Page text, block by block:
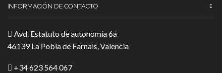
INFORMACIÓN DE CONTACTO
Avd. Estatuto de autonomía 6a
46139 La Pobla de Farnals, Valencia
+34 623 564 067